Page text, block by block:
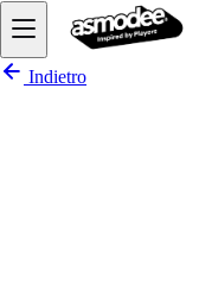
Indietro